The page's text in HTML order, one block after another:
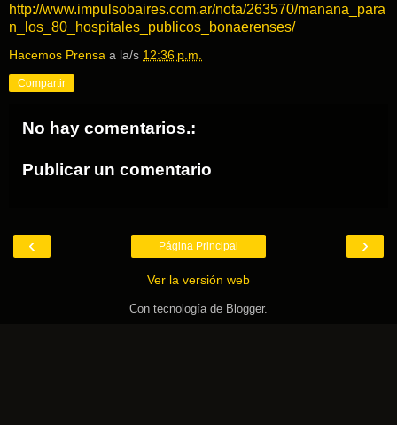
http://www.impulsobaires.com.ar/nota/263570/manana_para
n_los_80_hospitales_publicos_bonaerenses/
Hacemos Prensa a la/s 12:36 p.m.
Compartir
No hay comentarios.:
Publicar un comentario
‹ ›
Página Principal
Ver la versión web
Con tecnología de Blogger.